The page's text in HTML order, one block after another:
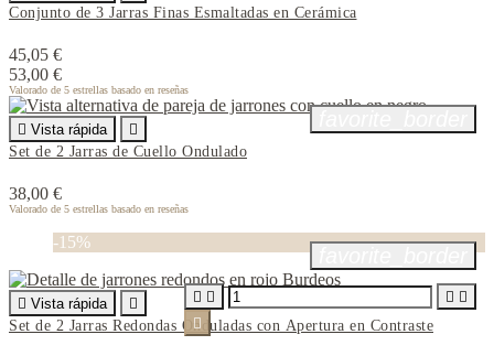
Conjunto de 3 Jarras Finas Esmaltadas en Cerámica
45,05 €
53,00 €
Valorado de 5 estrellas basado en reseñas
 Vista rápida

Set de 2 Jarras de Cuello Ondulado
38,00 €
Valorado de 5 estrellas basado en reseñas
-15%
 Vista rápida

Set de 2 Jarras Redondas Onduladas con Apertura en Contraste
   
